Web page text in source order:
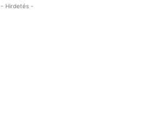
- Hirdetés -